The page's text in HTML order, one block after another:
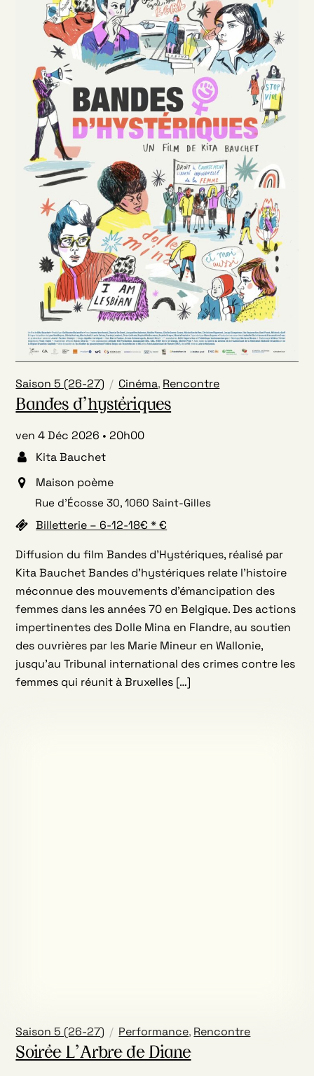
Saison 5 (26-27) Cinéma, Rencontre
Bandes d’hystériques
ven 4 Déc 2026
20h00
Kita Bauchet
Maison poème
Rue d’Écosse 30, 1060 Saint-Gilles
Billetterie – 6-12-18€ * €
Diffusion du film Bandes d’Hystériques, réalisé par
Kita Bauchet Bandes d’hystériques relate l’histoire
méconnue des mouvements d’émancipation des
femmes dans les années 70 en Belgique. Des actions
impertinentes des Dolle Mina en Flandre, au soutien
des ouvrières par les Marie Mineur en Wallonie,
jusqu’au Tribunal international des crimes contre les
femmes qui réunit à Bruxelles […]
Saison 5 (26-27) Performance, Rencontre
Soirée L’Arbre de Diane